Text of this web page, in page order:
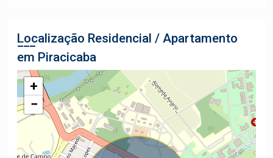
Localização Residencial / Apartamento
em Piracicaba
+
−